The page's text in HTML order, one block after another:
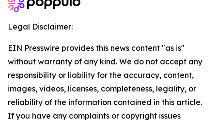
Legal Disclaimer:
EIN Presswire provides this news content "as is"
without warranty of any kind. We do not accept any
responsibility or liability for the accuracy, content,
images, videos, licenses, completeness, legality, or
reliability of the information contained in this article.
If you have any complaints or copyright issues